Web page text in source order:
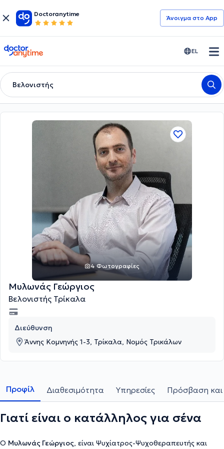
Doctoranytime
Άνοιγμα στο App
doctoranytime EL
Βελονιστής
4 Φωτογραφίες
Μυλωνάς Γεώργιος
Βελονιστής Τρίκαλα
Διεύθυνση
Άννης Κομνηνής 1-3, Τρίκαλα, Νομός Τρικάλων
Προφίλ Διαθεσιμότητα Υπηρεσίες Πρόσβαση και
Γιατί είναι ο κατάλληλος για σένα
Ο Μυλωνάς Γεώργιος, είναι Ψυχίατρος-Ψυχοθεραπευτής και